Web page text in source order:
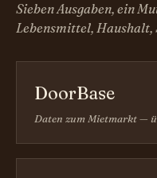
Sieben Ausgaben, ein
Lebensmittel, Haushalt,
DoorBase
Daten zum Mietmarkt —